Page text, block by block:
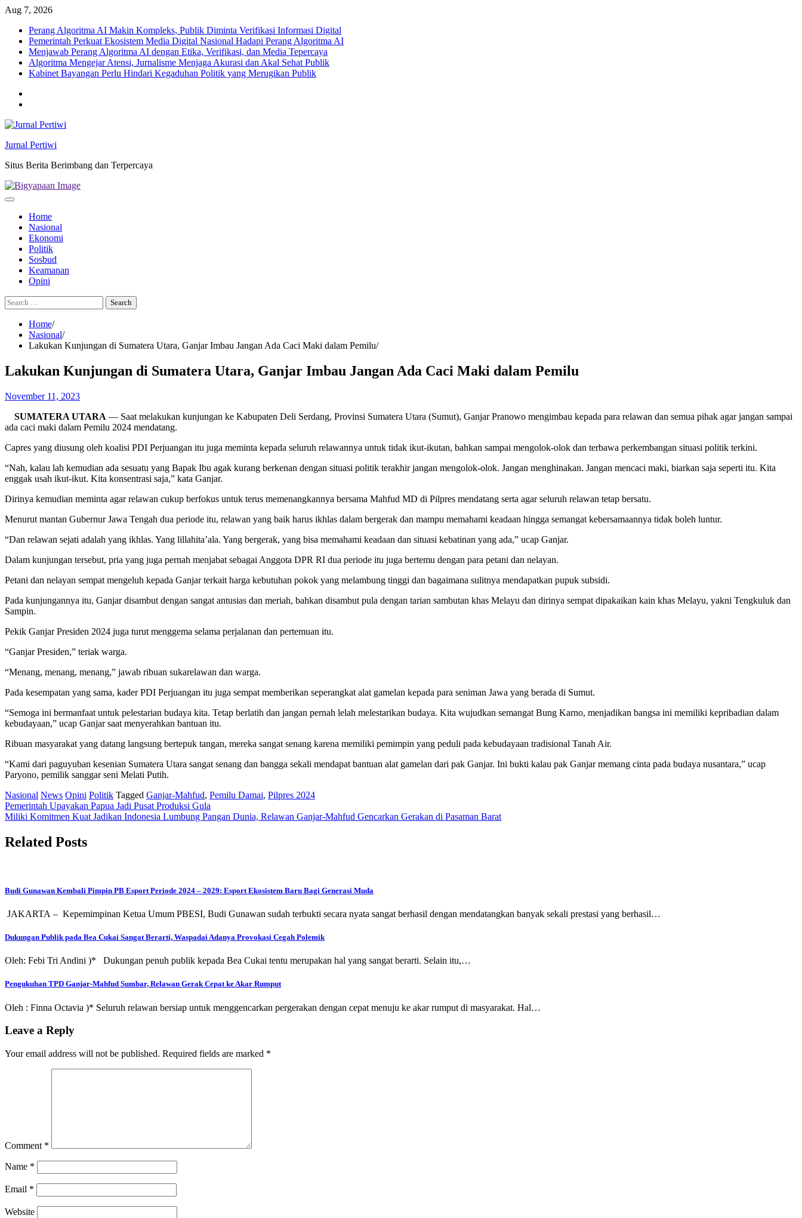
Skip
content
Aug 7, 2026
Perang Algoritma AI Makin Kompleks, Publik Diminta Verifikasi Informasi Digital
Pemerintah Perkuat Ekosistem Media Digital Nasional Hadapi Perang Algoritma AI
Menjawab Perang Algoritma AI dengan Etika, Verifikasi, dan Media Tepercaya
Algoritma Mengejar Atensi, Jurnalisme Menjaga Akurasi dan Akal Sehat Publik
Kabinet Bayangan Perlu Hindari Kegaduhan Politik yang Merugikan Publik
Jurnal Pertiwi
Situs Berita Berimbang dan Terpercaya
Home
Nasional
Ekonomi
Politik
Sosbud
Keamanan
Opini
Search
for:
Home
Nasional
Lakukan Kunjungan di Sumatera Utara, Ganjar Imbau Jangan Ada Caci Maki dalam Pemilu
Lakukan Kunjungan di Sumatera Utara, Ganjar Imbau Jangan Ada Caci Maki dalam Pemilu
November 11, 2023
SUMATERA UTARA — Saat melakukan kunjungan ke Kabupaten Deli Serdang, Provinsi Sumatera Utara (Sumut), Ganjar Pranowo mengimbau kepada para relawan dan semua pihak agar jangan sampai
ada caci maki dalam Pemilu 2024 mendatang.
Capres yang diusung oleh koalisi PDI Perjuangan itu juga meminta kepada seluruh relawannya untuk tidak ikut-ikutan, bahkan sampai mengolok-olok dan terbawa perkembangan situasi politik terkini.
“Nah, kalau lah kemudian ada sesuatu yang Bapak Ibu agak kurang berkenan dengan situasi politik terakhir jangan mengolok-olok. Jangan menghinakan. Jangan mencaci maki, biarkan saja seperti itu. Kita
enggak usah ikut-ikut. Kita konsentrasi saja,” kata Ganjar.
Dirinya kemudian meminta agar relawan cukup berfokus untuk terus memenangkannya bersama Mahfud MD di Pilpres mendatang serta agar seluruh relawan tetap bersatu.
Menurut mantan Gubernur Jawa Tengah dua periode itu, relawan yang baik harus ikhlas dalam bergerak dan mampu memahami keadaan hingga semangat kebersamaannya tidak boleh luntur.
“Dan relawan sejati adalah yang ikhlas. Yang lillahita’ala. Yang bergerak, yang bisa memahami keadaan dan situasi kebatinan yang ada,” ucap Ganjar.
Dalam kunjungan tersebut, pria yang juga pernah menjabat sebagai Anggota DPR RI dua periode itu juga bertemu dengan para petani dan nelayan.
Petani dan nelayan sempat mengeluh kepada Ganjar terkait harga kebutuhan pokok yang melambung tinggi dan bagaimana sulitnya mendapatkan pupuk subsidi.
Pada kunjungannya itu, Ganjar disambut dengan sangat antusias dan meriah, bahkan disambut pula dengan tarian sambutan khas Melayu dan dirinya sempat dipakaikan kain khas Melayu, yakni Tengkuluk dan
Sampin.
Pekik Ganjar Presiden 2024 juga turut menggema selama perjalanan dan pertemuan itu.
“Ganjar Presiden,” teriak warga.
“Menang, menang, menang,” jawab ribuan sukarelawan dan warga.
Pada kesempatan yang sama, kader PDI Perjuangan itu juga sempat memberikan seperangkat alat gamelan kepada para seniman Jawa yang berada di Sumut.
“Semoga ini bermanfaat untuk pelestarian budaya kita. Tetap berlatih dan jangan pernah lelah melestarikan budaya. Kita wujudkan semangat Bung Karno, menjadikan bangsa ini memiliki kepribadian dalam
kebudayaan,” ucap Ganjar saat menyerahkan bantuan itu.
Ribuan masyarakat yang datang langsung bertepuk tangan, mereka sangat senang karena memiliki pemimpin yang peduli pada kebudayaan tradisional Tanah Air.
“Kami dari paguyuban kesenian Sumatera Utara sangat senang dan bangga sekali mendapat bantuan alat gamelan dari pak Ganjar. Ini bukti kalau pak Ganjar memang cinta pada budaya nusantara,” ucap
Paryono, pemilik sanggar seni Melati Putih.
Nasional News Opini Politik Tagged Ganjar-Mahfud, Pemilu Damai, Pilpres 2024
Post
navigation
Pemerintah Upayakan Papua Jadi Pusat Produksi Gula
Miliki Komitmen Kuat Jadikan Indonesia Lumbung Pangan Dunia, Relawan Ganjar-Mahfud Gencarkan Gerakan di Pasaman Barat
Related Posts
Budi Gunawan Kembali Pimpin PB Esport Periode 2024 – 2029: Esport Ekosistem Baru Bagi Generasi Muda
JAKARTA – Kepemimpinan Ketua Umum PBESI, Budi Gunawan sudah terbukti secara nyata sangat berhasil dengan mendatangkan banyak sekali prestasi yang berhasil…
Dukungan Publik pada Bea Cukai Sangat Berarti, Waspadai Adanya Provokasi Cegah Polemik
Oleh: Febi Tri Andini )* Dukungan penuh publik kepada Bea Cukai tentu merupakan hal yang sangat berarti. Selain itu,…
Pengukuhan TPD Ganjar-Mahfud Sumbar, Relawan Gerak Cepat ke Akar Rumput
Oleh : Finna Octavia )* Seluruh relawan bersiap untuk menggencarkan pergerakan dengan cepat menuju ke akar rumput di masyarakat. Hal…
Leave a Reply
Your email address will not be published. Required fields are marked *
Comment *
Name *
Email *
Website